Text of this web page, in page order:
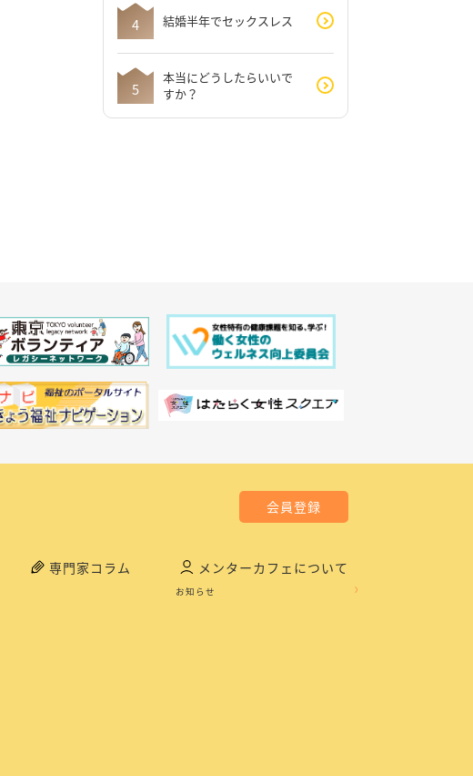
結婚半年でセックスレス
本当にどうしたらいいで
すか？
会員登録
専門家コラム メンターカフェについて
お知らせ